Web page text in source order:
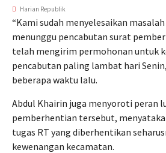
Harian Republik
“Kami sudah menyelesaikan
menunggu pencabutan surat
telah mengirim permohonan untuk
pencabutan paling lambat hari
beberapa waktu lalu.
Abdul Khairin juga menyoroti peran
pemberhentian tersebut,
tugas RT yang diberhentikan
kewenangan kecamatan.